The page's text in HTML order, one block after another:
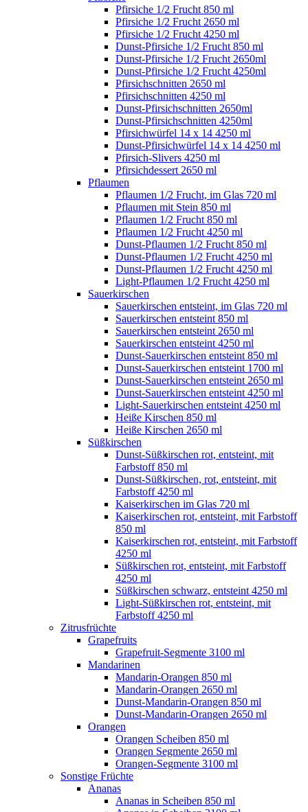
Pfirsiche 1/2 Frucht 850 ml
Pfirsiche 1/2 Frucht 2650 ml
Pfirsiche 1/2 Frucht 4250 ml
Dunst-Pfirsiche 1/2 Frucht 850 ml
Dunst-Pfirsiche 1/2 Frucht 2650ml
Dunst-Pfirsiche 1/2 Frucht 4250ml
Pfirsichschnitten 2650 ml
Pfirsichschnitten 4250 ml
Dunst-Pfirsichschnitten 2650ml
Dunst-Pfirsichschnitten 4250ml
Pfirsichwürfel 14 x 14 4250 ml
Dunst-Pfirsichwürfel 14 x 14 4250 ml
Pfirsich-Slivers 4250 ml
Pfirsichdessert 2650 ml
Pflaumen
Pflaumen 1/2 Frucht, im Glas 720 ml
Pflaumen mit Stein 850 ml
Pflaumen 1/2 Frucht 850 ml
Pflaumen 1/2 Frucht 4250 ml
Dunst-Pflaumen 1/2 Frucht 850 ml
Dunst-Pflaumen 1/2 Frucht 4250 ml
Dunst-Pflaumen 1/2 Frucht 4250 ml
Light-Pflaumen 1/2 Frucht 4250 ml
Sauerkirschen
Sauerkirschen entsteint, im Glas 720 ml
Sauerkirschen entsteint 850 ml
Sauerkirschen entsteint 2650 ml
Sauerkirschen entsteint 4250 ml
Dunst-Sauerkirschen entsteint 850 ml
Dunst-Sauerkirschen entsteint 1700 ml
Dunst-Sauerkirschen entsteint 2650 ml
Dunst-Sauerkirschen entsteint 4250 ml
Light-Sauerkirschen entsteint 4250 ml
Heiße Kirschen 850 ml
Heiße Kirschen 2650 ml
Süßkirschen
Dunst-Süßkirschen rot, entsteint, mit
Farbstoff 850 ml
Dunst-Süßkirschen, rot, entsteint, mit
Farbstoff 4250 ml
Kaiserkirschen im Glas 720 ml
Kaiserkirschen rot, entsteint, mit Farbstoff
850 ml
Kaiserkirschen rot, entsteint, mit Farbstoff
4250 ml
Süßkirschen rot, entsteint, mit Farbstoff
4250 ml
Süßkirschen schwarz, entsteint 4250 ml
Light-Süßkirschen rot, entsteint, mit
Farbstoff 4250 ml
Zitrusfrüchte
Grapefruits
Grapefruit-Segmente 3100 ml
Mandarinen
Mandarin-Orangen 850 ml
Mandarin-Orangen 2650 ml
Dunst-Mandarin-Orangen 850 ml
Dunst-Mandarin-Orangen 2650 ml
Orangen
Orangen Scheiben 850 ml
Orangen Segmente 2650 ml
Orangen-Segmente 3100 ml
Sonstige Früchte
Ananas
Ananas in Scheiben 850 ml